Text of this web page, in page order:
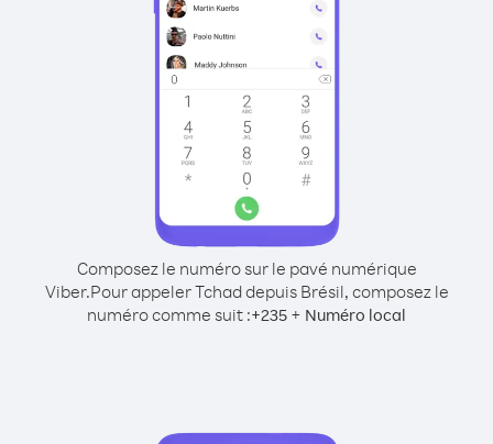
Composez le numéro sur le pavé numérique
Viber.Pour appeler Tchad depuis Brésil, composez le
numéro comme suit :+235 + Numéro local